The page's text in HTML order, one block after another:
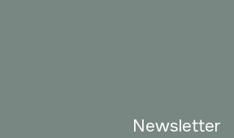
Newsletter